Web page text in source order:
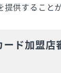
供すること
ド加盟店